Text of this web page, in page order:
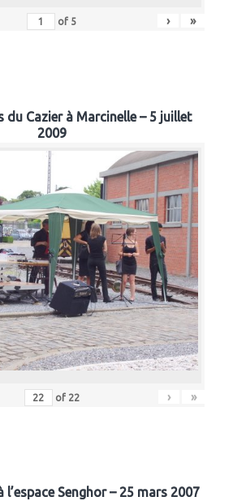
of 5 › »
du Cazier à Marcinelle – 5 juillet
2009
of 22 › »
l’espace Senghor – 25 mars 2007